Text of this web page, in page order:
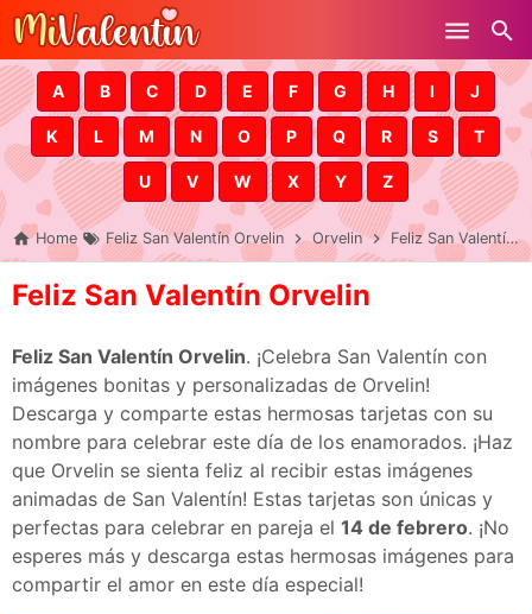
Skip to main content
A B C D E F G H I J
K L M N O P Q R S T
U V W X Y Z
Home Feliz San Valentín Orvelin Orvelin Feliz San Valentín Orvelin
Feliz San Valentín Orvelin
Feliz San Valentín Orvelin. ¡Celebra San Valentín con
imágenes bonitas y personalizadas de Orvelin!
Descarga y comparte estas hermosas tarjetas con su
nombre para celebrar este día de los enamorados. ¡Haz
que Orvelin se sienta feliz al recibir estas imágenes
animadas de San Valentín! Estas tarjetas son únicas y
perfectas para celebrar en pareja el 14 de febrero. ¡No
esperes más y descarga estas hermosas imágenes para
compartir el amor en este día especial!